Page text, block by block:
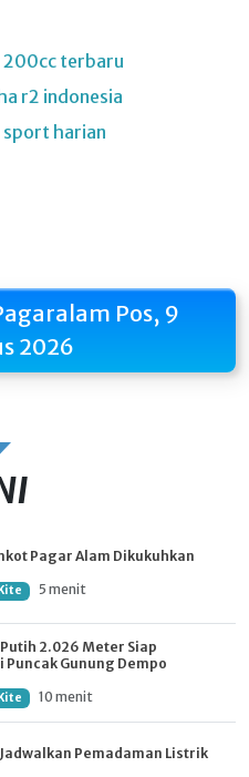
terbaru
r2 indonesia
harian
Pos, 9
2026
Pagar Alam Dikukuhkan
5 menit
2.026 Meter Siap
Gunung Dempo
10 menit
Jadwalkan Pemadaman Listrik